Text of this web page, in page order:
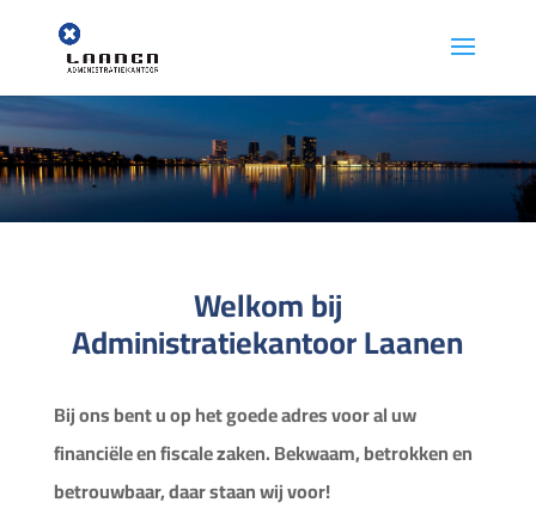
Welkom bij
Administratiekantoor Laanen
Bij ons bent u op het goede adres voor al uw
financiële en fiscale zaken. Bekwaam, betrokken en
betrouwbaar, daar staan wij voor!